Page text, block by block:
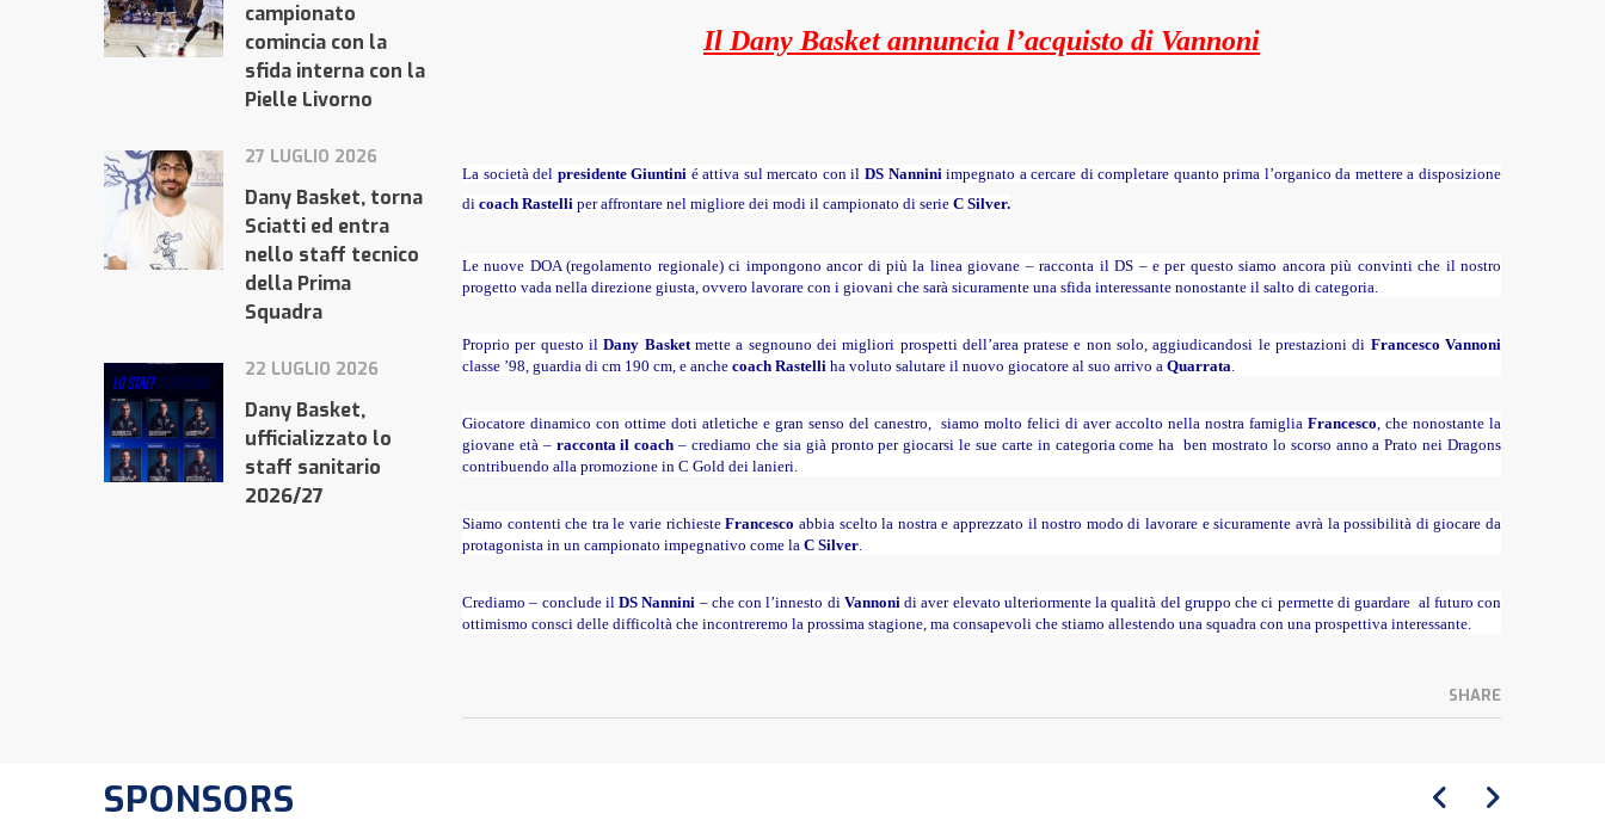
Il Dany Basket annuncia l’acquisto di Vannoni
La società del presidente Giuntini é attiva sul mercato con il DS Nanniniimpegnato a cercare di completare quanto prima l’organico da mettere a disposizione
di coach Rastelli per affrontare nel migliore dei modi il campionato di serie C Silver.
Le nuove DOA (regolamento regionale) ci impongono ancor di più la linea giovane – racconta il DS – e perquesto siamo ancora più convinti che il nostro
progetto vada nella direzione giusta, ovvero lavorare con i giovani che sarà sicuramente una sfida interessante nonostante il salto di categoria.
Proprio per questo ilDany Basketmette a segnouno dei migliori prospetti dell’area pratese e non solo, aggiudicandosi le prestazioni di Francesco Vannoni
classe ’98, guardia di cm 190 cm, e anche coach Rastelli ha voluto salutare il nuovo giocatore al suo arrivo a Quarrata.
Giocatore dinamico con ottime doti atletiche e gran senso del canestro, siamo molto felici di aver accolto nella nostra famiglia Francesco, che nonostante la
giovane età –racconta il coach – crediamo che sia già pronto per giocarsi le sue carte in categoria come ha ben mostrato lo scorso anno a Prato nei Dragons
contribuendo alla promozione in C Gold dei lanieri.
Siamo contenti che tra le varie richiesteFrancesco abbia scelto la nostra e apprezzato il nostro modo di lavorare e sicuramente avrà la possibilità di giocare da
protagonista in un campionato impegnativo come la C Silver.
Crediamo – conclude il DS Nannini – che con l’innesto di Vannonidi aver elevato ulteriormente la qualità del gruppo che ci permette di guardare al futuro con
ottimismo consci delle difficoltà che incontreremo la prossima stagione, ma consapevoli che stiamo allestendo una squadra con una prospettiva interessante.
SHARE
campionato
comincia con la
sfida interna con la
Pielle Livorno
27 LUGLIO 2026
Dany Basket, torna
Sciatti ed entra
nello staff tecnico
della Prima
Squadra
22 LUGLIO 2026
Dany Basket,
ufficializzato lo
staff sanitario
2026/27
SPONSORS